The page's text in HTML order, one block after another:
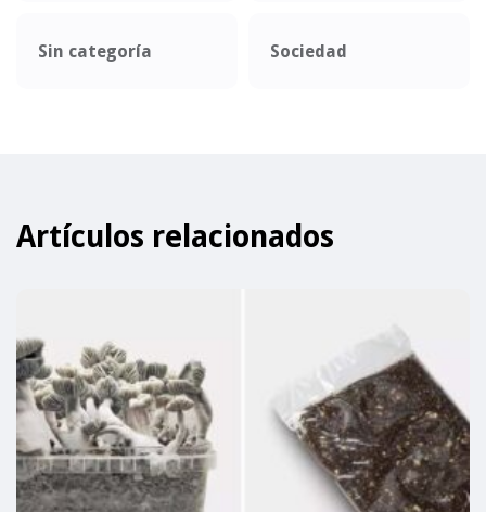
Sin categoría Sociedad
Artículos relacionados